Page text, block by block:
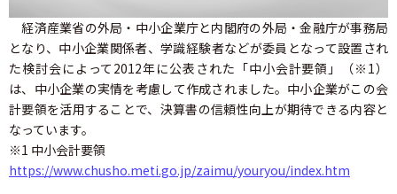
経済産業省の外局・中小企業庁と内閣府の外局・金融庁が事務局
となり、中小企業関係者、学識経験者などが委員となって設置され
た検討会によって2012年に公表された「中小会計要領」（※1）
は、中小企業の実情を考慮して作成されました。中小企業がこの会
計要領を活用することで、決算書の信頼性向上が期待できる内容と
なっています。
※1 中小会計要領
https://www.chusho.meti.go.jp/zaimu/youryou/index.htm